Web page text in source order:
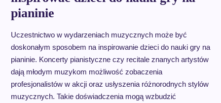
pianinie
Uczestnictwo w wydarzeniach muzycznych może być
doskonałym sposobem na inspirowanie dzieci do nauki gry na
pianinie. Koncerty pianistyczne czy recitale znanych artystów
dają młodym muzykom możliwość zobaczenia
profesjonalistów w akcji oraz usłyszenia różnorodnych stylów
muzycznych. Takie doświadczenia mogą wzbudzić